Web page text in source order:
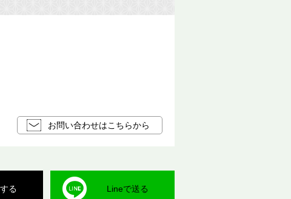
お問い合わせはこちらから
る Lineで送る